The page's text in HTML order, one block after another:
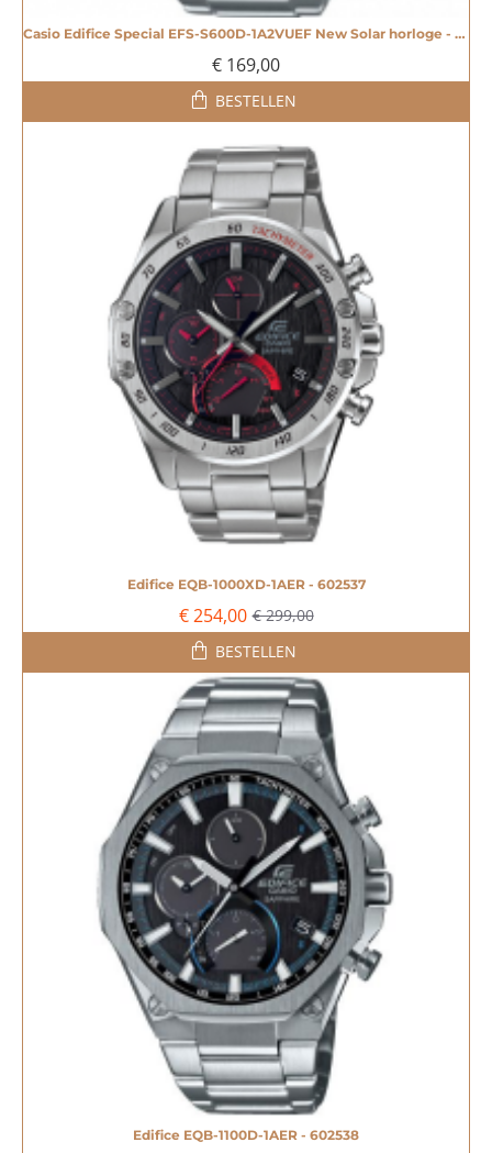
Casio Edifice Special EFS-S600D-1A2VUEF New Solar horloge - 605190
€ 169,00
BESTELLEN
Edifice EQB-1000XD-1AER - 602537
€ 254,00 € 299,00
BESTELLEN
Edifice EQB-1100D-1AER - 602538